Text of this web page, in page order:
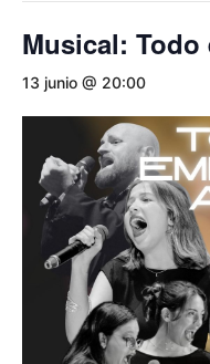
Musical: Todo
13 junio @ 20:00